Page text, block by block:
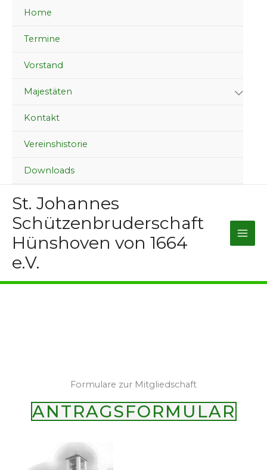
InhaltHome
Termine
Vorstand
Majestäten
Kontakt
Vereinshistorie
Downloads
St. Johannes
Schützenbruderschaft
Hünshoven von 1664
e.V.
Formulare zur Mitgliedschaft
ANTRAGSFORMULAR